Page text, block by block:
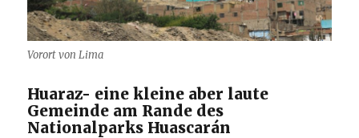
Vorort von Lima
Huaraz- eine kleine aber laute
Gemeinde am Rande des
Nationalparks Huascarán